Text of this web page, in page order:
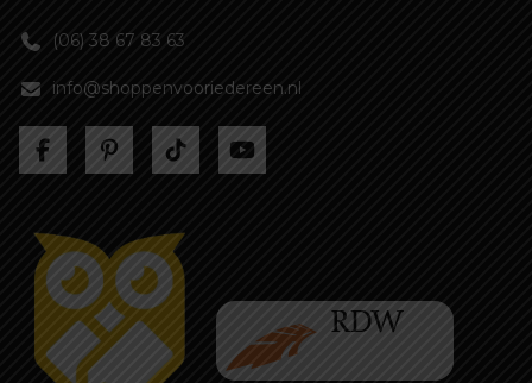
(06) 38 67 83 63
info@shoppenvooriedereen.nl